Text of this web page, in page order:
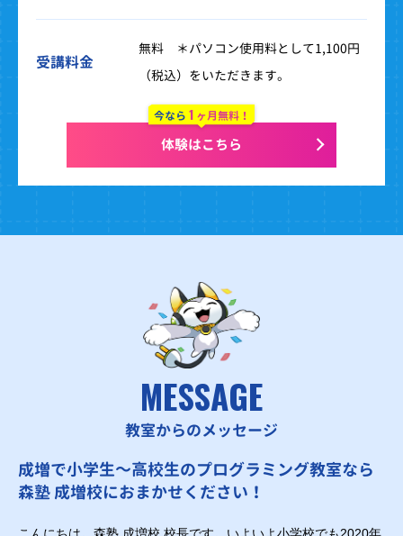
受講料金
無料 ＊パソコン使用料として1,100円
（税込）をいただきます。
今なら 1 ヶ月無料！
体験はこちら
MESSAGE
教室からのメッセージ
成増で小学生～高校生のプログラミング教室なら
森塾 成増校におまかせください！